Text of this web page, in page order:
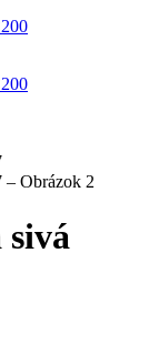
sivá